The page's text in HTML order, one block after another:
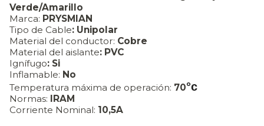
Verde/Amarillo
Marca: PRYSMIAN
Tipo de Cable: Unipolar
Material del conductor: Cobre
Material del aislante: PVC
Ignífugo: Si
Inflamable: No
Temperatura máxima de operación: 70°c
Normas: IRAM
Corriente Nominal: 10,5A